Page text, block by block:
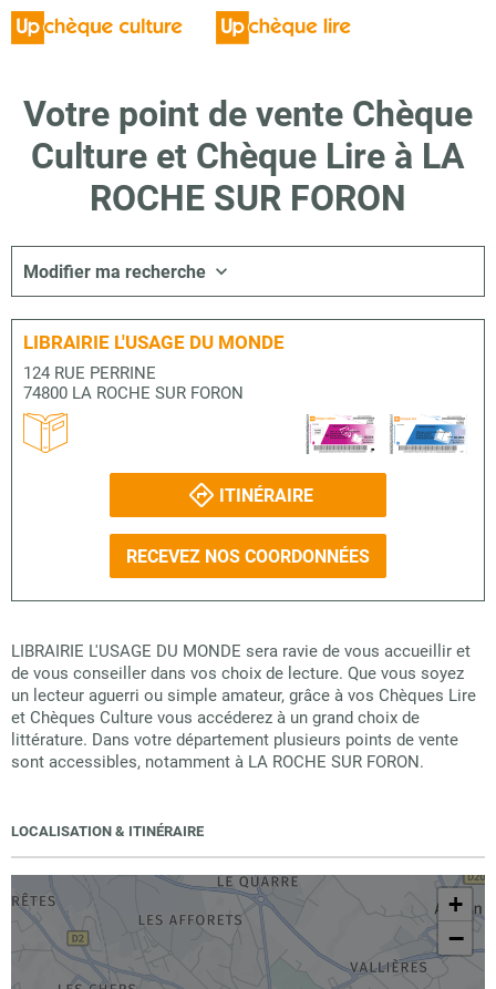
Votre point de vente Chèque
Culture et Chèque Lire à LA
ROCHE SUR FORON
Modifier ma recherche
LIBRAIRIE L'USAGE DU MONDE
124 RUE PERRINE
74800 LA ROCHE SUR FORON
ITINÉRAIRE
RECEVEZ NOS COORDONNÉES
LIBRAIRIE L'USAGE DU MONDE sera ravie de vous accueillir et
de vous conseiller dans vos choix de lecture. Que vous soyez
un lecteur aguerri ou simple amateur, grâce à vos Chèques Lire
et Chèques Culture vous accéderez à un grand choix de
littérature. Dans votre département plusieurs points de vente
sont accessibles, notamment à LA ROCHE SUR FORON.
LOCALISATION & ITINÉRAIRE
+
−